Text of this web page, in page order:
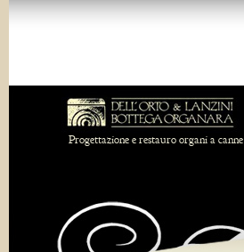
Progettazione e restauro organi a canne